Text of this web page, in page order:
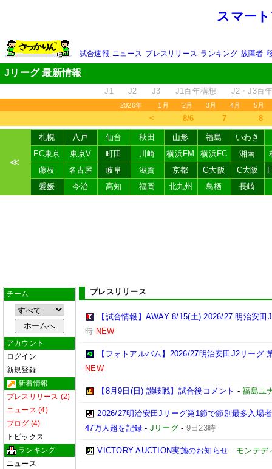
スマー
試合速報 ニュース プレスリリース ランキング 故障者
Jリーグ 最新情報
J1 J2 J3 J1百年構想 J2・J3百
2026年 1月 2月 3月 4月 5月
＜ 8/6 7 8
≪
札幌 八戸 仙台 秋田 山形 福島
いわき
FC東京
東京V 町田 川崎 横浜FM 横浜FC 湘南
藤枝
名古屋 岐阜 滋賀 京都 G大阪 C大阪
愛媛
今治 高知 福岡 北九州 鳥栖 長崎
チーム
アカウント
ログイン
新規登録
新着情報
プレスリリース (2)
ニュース (4)
ブログ (4)
トピックス
ランキング
ニュース
プレスリリース
【試合情報】AWAY 8/15(土) 2026/27 明治安
時 NEW
【フォトアルバム】2026/27明治安田J2リーグ
NEW
【8月9日(日) 讃岐戦】試合後コメント -福島ユ
2026/27明治安田Jリーグ第1節で節別最多入場
47万人超を記録 - Jリーグ - 9日23時
VICTORY AUCTION実施のお知らせ - モンテデ